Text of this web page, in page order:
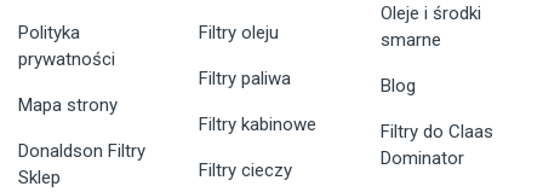
Polityka
prywatności
Mapa strony
Donaldson Filtry
Sklep
Filtry oleju
Filtry paliwa
Filtry kabinowe
Filtry cieczy
Oleje i środki
smarne
Blog
Filtry do Claas
Dominator